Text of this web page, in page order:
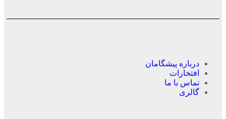
درباره پیشگامان
افتخارات
تماس با ما
گالری